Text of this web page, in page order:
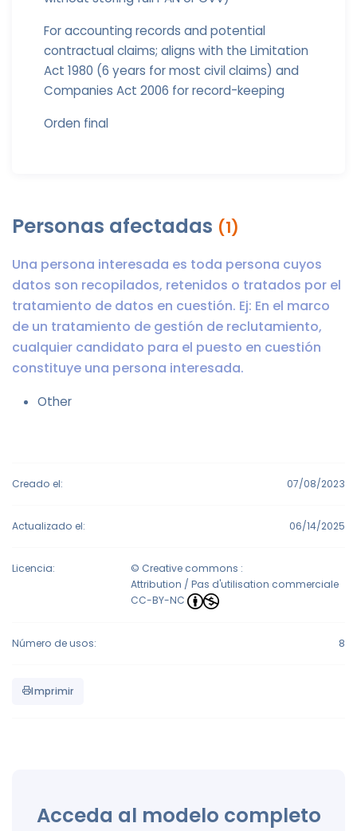
For accounting records and potential
contractual claims; aligns with the Limitation
Act 1980 (6 years for most civil claims) and
Companies Act 2006 for record-keeping
Orden final
Personas afectadas (1)
Una persona interesada es toda persona cuyos
datos son recopilados, retenidos o tratados por el
tratamiento de datos en cuestión. Ej: En el marco
de un tratamiento de gestión de reclutamiento,
cualquier candidato para el puesto en cuestión
constituye una persona interesada.
Other
Creado el: 07/08/2023
Actualizado el: 06/14/2025
Licencia:
© Creative commons :
Attribution / Pas d'utilisation commerciale
CC-BY-NC
Número de usos: 8
Imprimir
Acceda al modelo completo